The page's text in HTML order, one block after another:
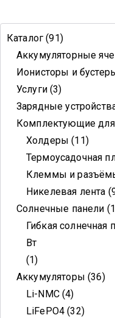
Каталог 91
Аккумуляторные
Ионисторы и
Услуги 3
Зарядные
Комплектующие
Холдеры 11
Термоусадочная
Клеммы и
Никелевая лента
Солнечные панели
Гибкая солнечная
Вт
1
Аккумуляторы 36
Li-NMC 4
LiFePO4 32